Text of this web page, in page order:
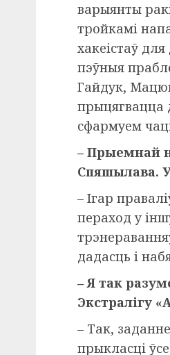
варыянты
тройкамі
хакеістаў
пэўныя
Гайдук,
прыцягвацца
сфармуем
– Прыемнай
Спяшылава.
– Ігар
пераход у
дадасць і
– Я так
Экстралігу
– Так,
прыкласці